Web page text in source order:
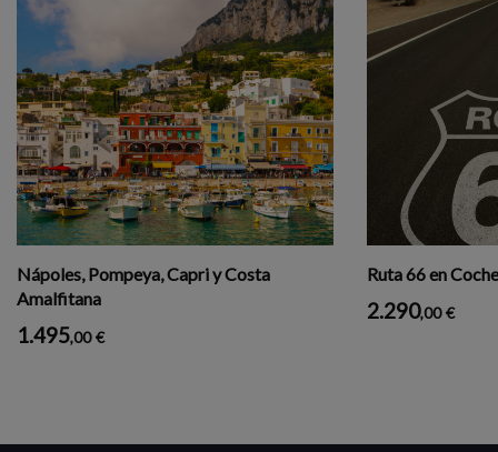
Nápoles, Pompeya, Capri y Costa
Amalfitana
1.495,00 €
Ruta 66 en
2.290,00 €